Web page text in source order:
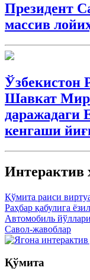
Президент
массив
Ўзбекистон
Шавкат
даражадаги
кенгаши
Интерактив
Қўмита раиси
Раҳбар қабулига
Автомобиль
Савол-жавоблар
Қўмита